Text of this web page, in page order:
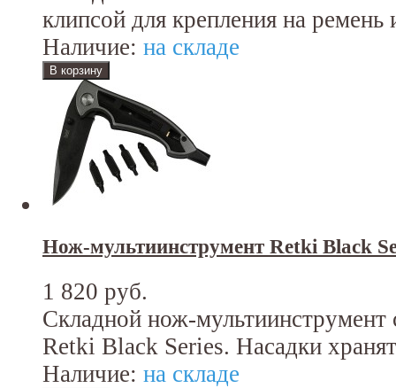
клипсой для крепления на ремень
Наличие: на складе
Нож-мультиинструмент Retki Black
1 820 руб.
Складной нож-мультиинструмент
Retki Black Series. Насадки
Наличие: на складе